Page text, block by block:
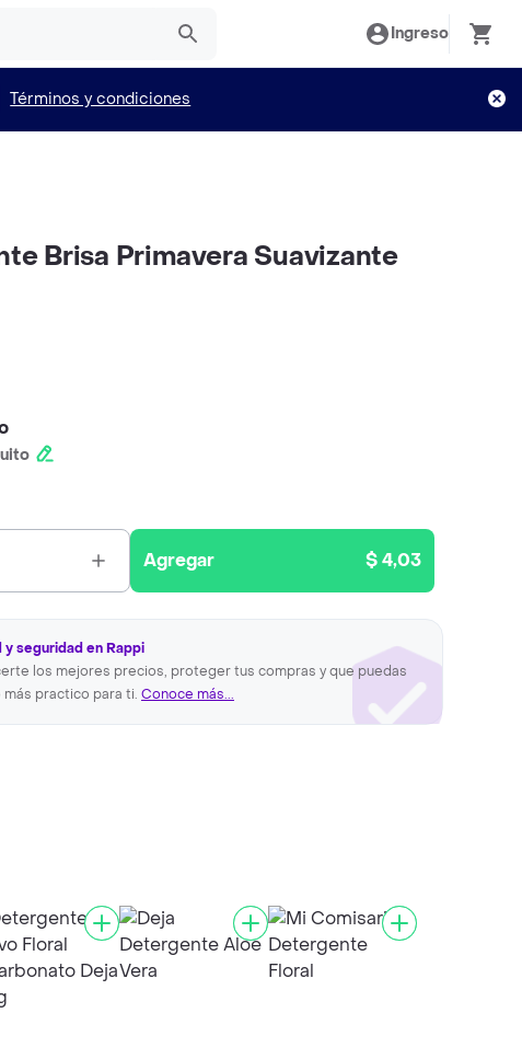
Ingreso
Términos y condiciones
Brisa Primavera Suavizante
Agregar $ 4,03
seguridad en Rappi
los mejores precios, proteger tus compras y que puedas
practico para ti. Conoce más...